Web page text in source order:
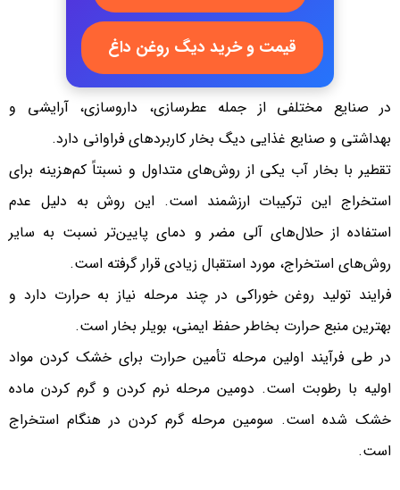
قیمت و خرید دیگ روغن داغ
در صنایع مختلفی از جمله عطر‌سازی، داروسازی، آرایشی و
بهداشتی و صنایع غذایی دیگ بخار کاربردهای فراوانی دارد.
تقطیر با بخار آب یکی از روش‌های متداول و نسبتاً کم‌هزینه برای
استخراج این ترکیبات ارزشمند است. این روش به دلیل عدم
استفاده از حلال‌های آلی مضر و دمای پایین‌تر نسبت به سایر
روش‌های استخراج، مورد استقبال زیادی قرار گرفته است.
فرایند تولید روغن خوراکی در چند مرحله نیاز به حرارت دارد و
بهترین منبع حرارت بخاطر حفظ ایمنی، بویلر بخار است.
در طی فرآیند اولین مرحله تأمین حرارت برای خشک کردن مواد
اولیه با رطوبت است. دومین مرحله نرم کردن و گرم کردن ماده
خشک شده است. سومین مرحله گرم کردن در هنگام استخراج
است.